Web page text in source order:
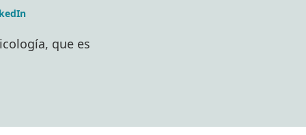
que es